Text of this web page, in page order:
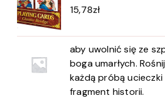
15,78zł
aby uwolnić się ze
boga umarłych.
każdą próbą
fragment historii.